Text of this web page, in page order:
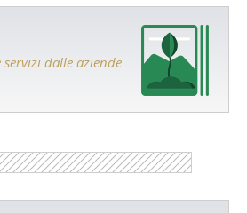
dalle aziende